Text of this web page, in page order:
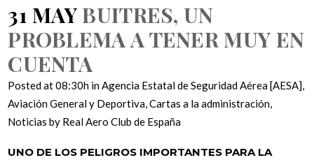
31 MAYBUITRES, UN
PROBLEMA A TENER MUY EN
CUENTA
Posted at 08:30h inAgencia Estatal de Seguridad Aérea [AESA],
Aviación General y Deportiva,Cartas a la administración,
Noticias by Real Aero Club de España
UNO DE LOS PELIGROS IMPORTANTES PARA LA